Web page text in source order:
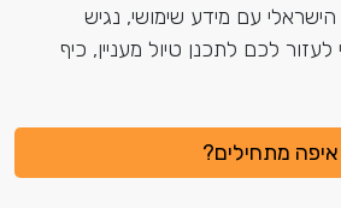
עם מידע שימושי, נגיש
לעזור לכם לתכנן טיול מעניין, כיף
איפה מתחילים?